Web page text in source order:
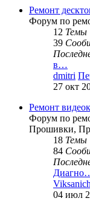
Ремонт
Форум по
12 Темы
39
в…
dmitri
27 окт
Ремонт
Форум по
Прошивки,
18 Темы
84
04 июл